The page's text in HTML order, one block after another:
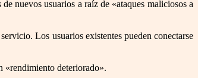
nuevos usuarios a raíz de «ataques maliciosos a
Los usuarios existentes pueden conectarse
«rendimiento deteriorado».